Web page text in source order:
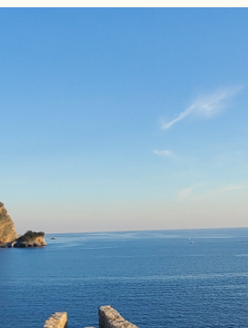
BOLIVIE
BOSNIE-
BOTSWANA
BRÉSIL